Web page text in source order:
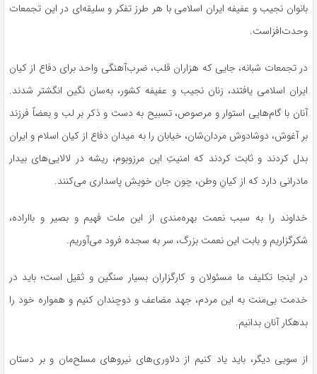
بانوان نجیب و عفیفه ایران اسلامی با هر طرز تفکر و سلیقه‌ای در این تجمعات
وحدت‌افزاست.
در تجمعات شبانه، جایی که هزاران قلب، ضرب‌آهنگی واحد برای دفاع از کیان
ایران اسلامی یافتند، زنان نجیب و عفیفه کشور، به‌سان نگین انگشتر شدند.
آنان با گام‌هایی استوار و مرصوص، تسبیح به دست و ذکر بر لب و بعضاً فرزند
بر آغوش، دوشادوش مردان‌شان، خیابان را به میدان دفاع از کیان اسلام و ایران
بدل کردند و ثابت کردند که امنیتِ این مرزوبوم، ریشه در لالایی‌های بیدار
مادرانی دارد که از کیانِ وطن، چون جان خویش پاسداری می‌کنند.
خداوند را به سبب نعمت بهره‌مندی از این ملت فهیم و بصیر و بااراده،
شکرگزاریم و بابت این نعمت بزرگ، سر به سجده فرود می‌آوریم.
در اینجا تکلیف ما مسئولان و کارگزاران بسیار سنگین و ثقیل است؛ باید در
خدمت بی‌منت به این مردم، جهد مضاعف و دوچندان کنیم و همواره خود را
بدهکار آنان بدانیم.
از سویی دیگر، باید یاد کنیم از دلاوری‌های نیروهای مسلح‌مان و بر دستان